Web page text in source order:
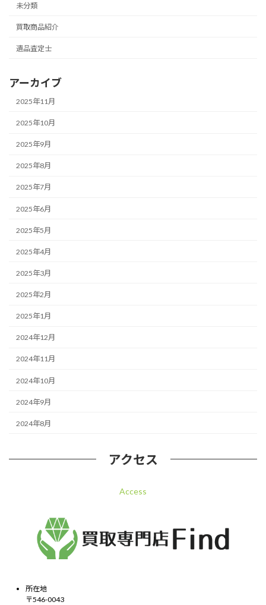
未分類
買取商品紹介
遺品査定士
アーカイブ
2025年11月
2025年10月
2025年9月
2025年8月
2025年7月
2025年6月
2025年5月
2025年4月
2025年3月
2025年2月
2025年1月
2024年12月
2024年11月
2024年10月
2024年9月
2024年8月
アクセス
Access
所在地
〒546-0043